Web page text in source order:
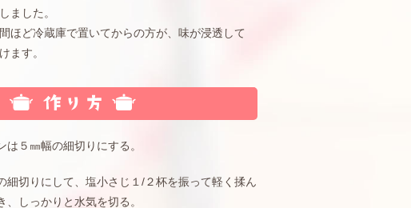
ました。
ほど冷蔵庫で置いてからの方が、味が浸透して
ます。
は５㎜幅の細切りにする。
細切りにして、塩小さじ１/２杯を振って軽く揉ん
、しっかりと水気を切る。